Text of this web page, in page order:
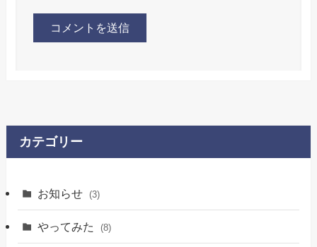
カテゴリー
お知らせ (3)
やってみた (8)